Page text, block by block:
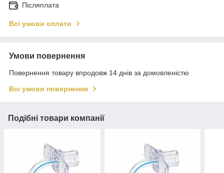
Післяплата
Всі умови оплати
Умови повернення
Повернення товару впродовж 14 днів за домовленістю
Всі умови повернення
Подібні товари компанії